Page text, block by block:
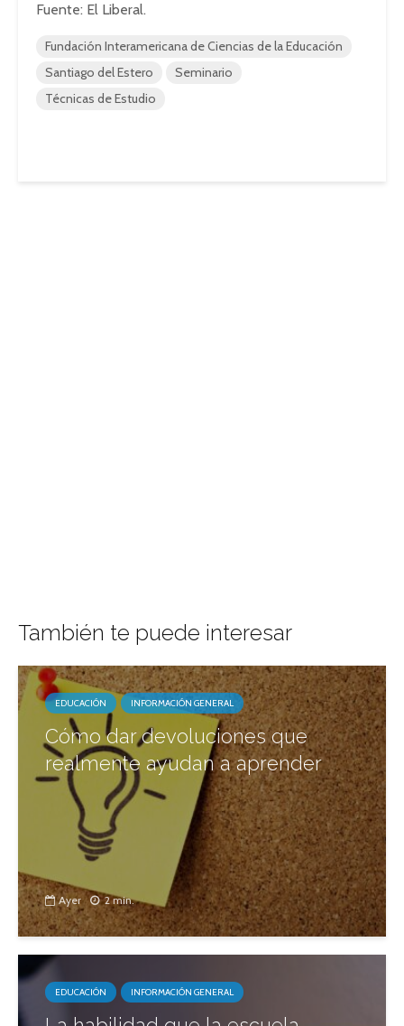
Fuente: El Liberal.
Fundación Interamericana de Ciencias de la Educación
Santiago del Estero
Seminario
Técnicas de Estudio
También te puede interesar
EDUCACIÓN INFORMACIÓN GENERAL
Cómo dar devoluciones que
realmente ayudan a aprender
Ayer 2 min.
EDUCACIÓN INFORMACIÓN GENERAL